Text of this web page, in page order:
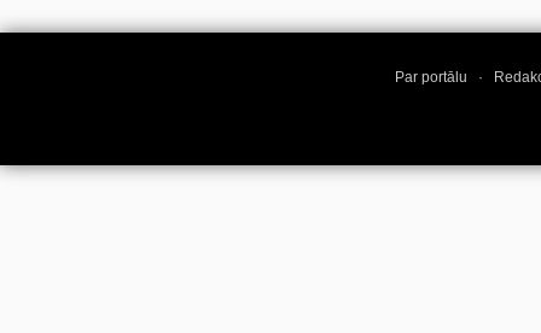
Par portālu ·